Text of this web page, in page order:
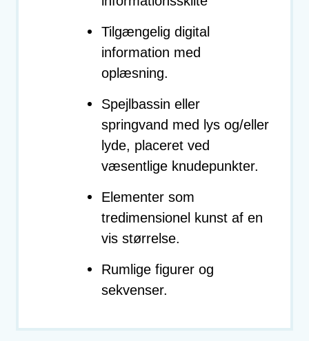
Tilgængelig digital
information med
oplæsning.
Spejlbassin eller
springvand med lys og/eller
lyde, placeret ved
væsentlige knudepunkter.
Elementer som
tredimensionel kunst af en
vis størrelse.
Rumlige figurer og
sekvenser.